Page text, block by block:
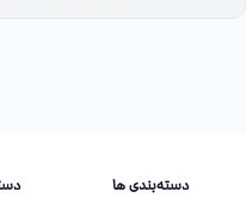
دسته‌بندی ها